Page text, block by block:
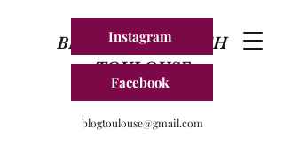
BLOG FRANKREICH
TOULOUSE
Instagram
Facebook
blogtoulouse@gmail.com